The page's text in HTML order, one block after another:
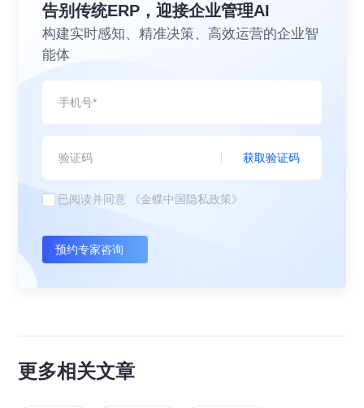
告别传统ERP，迎接企业管理AI
构建实时感知、精准决策、高效运营的企业智
能体
获取验证码
已阅读并同意 《金蝶中国隐私政策》
预约专家咨询
更多相关文章